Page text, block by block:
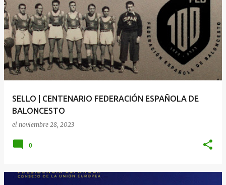
SELLO | CENTENARIO FEDERACIÓN ESPAÑOLA DE
BALONCESTO
el noviembre 28, 2023
0